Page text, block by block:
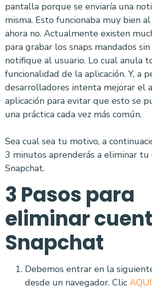
pantalla porque se enviaría una
misma. Esto funcionaba muy bien
ahora no. Actualmente existen
para grabar los snaps mandados
notifique al usuario. Lo cual anula
funcionalidad de la aplicación. Y, a
desarrolladores intenta mejorar el
aplicación para evitar que esto se
una práctica cada vez más común.
Sea cual sea tu motivo, a
3 minutos aprenderás a eliminar tu
Snapchat.
3 Pasos para
eliminar
Snapchat
Debemos entrar en la
desde un navegador. Clic AQUI